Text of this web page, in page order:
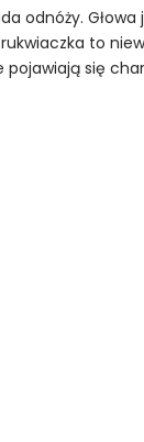
odnóży.
to
pojawiają się